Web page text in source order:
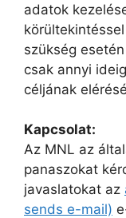
adatok
szükség
csak annyi
céljának
Kapcsolat:
Az MNL az
panaszokat
javaslatokat az
sends e-mail)